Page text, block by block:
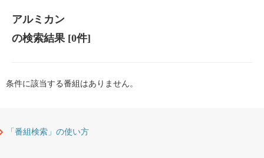
アルミカン
の検索結果[0件]
条件に該当する番組はありません。
「番組検索」の使い方